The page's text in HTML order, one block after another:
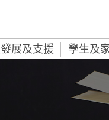
展及支援 學生及